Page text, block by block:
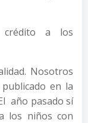
a los
Nosotros
en la
año pasado sí
los niños con